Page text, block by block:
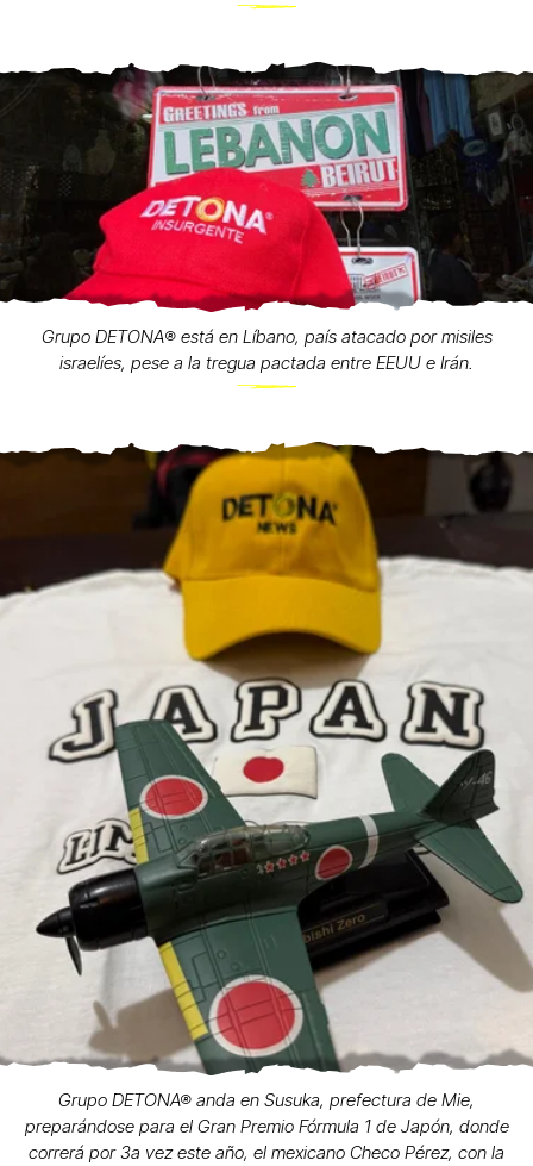
Grupo DETONA®️ está en Líbano, país atacado por misiles
israelíes, pese a la tregua pactada entre EEUU e Irán.
Grupo DETONA® anda en Susuka, prefectura de Mie,
preparándose para el Gran Premio Fórmula 1 de Japón, donde
correrá por 3a vez este año, el mexicano Checo Pérez, con la